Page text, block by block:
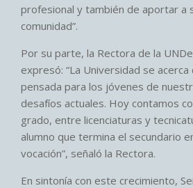
profesional y también de aportar a
comunidad”.
Por su parte, la Rectora de la
expresó: “La Universidad se
pensada para los jóvenes de
desafíos actuales. Hoy contamos
grado, entre licenciaturas y
alumno que termina el secundario
vocación”, señaló la Rectora.
En sintonía con este crecimiento,